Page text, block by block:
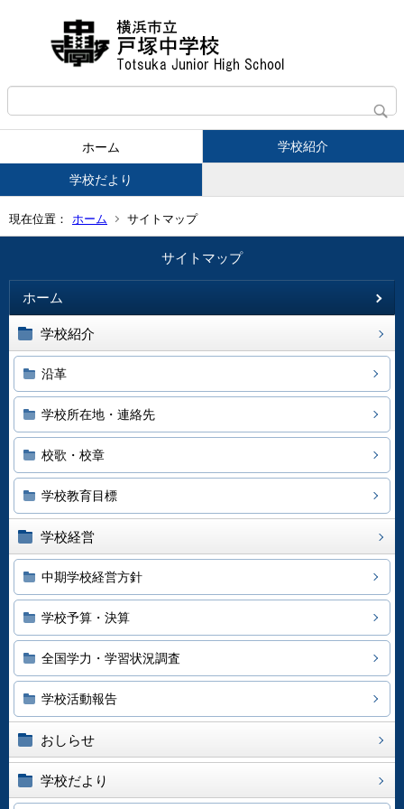
ホーム 学校紹介
学校だより
現在位置： ホーム サイトマップ
サイトマップ
ホーム
学校紹介
沿革
学校所在地・連絡先
校歌・校章
学校教育目標
学校経営
中期学校経営方針
学校予算・決算
全国学力・学習状況調査
学校活動報告
おしらせ
学校だより